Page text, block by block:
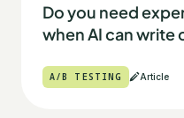
Do you need
when AI can write
A/B TESTING Article